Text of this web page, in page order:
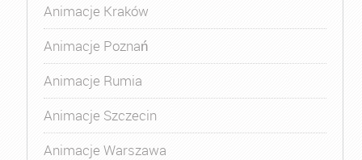
Animacje Kraków
Animacje Poznań
Animacje Rumia
Animacje Szczecin
Animacje Warszawa